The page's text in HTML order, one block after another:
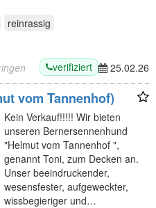
reinrassig
verifiziert 25.02.26
vom Tannenhof)
Kein Verkauf!!!!! Wir bieten
unseren Bernersennenhund
"Helmut vom Tannenhof ",
genannt Toni, zum Decken an.
Unser beeindruckender,
wesensfester, aufgeweckter,
wissbegieriger und…